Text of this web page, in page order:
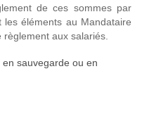
de ces sommes par
les éléments au Mandataire
aux salariés.
sauvegarde ou en